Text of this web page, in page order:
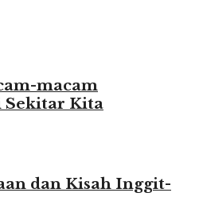
macam
Sekitar Kita
dan Kisah Inggit-